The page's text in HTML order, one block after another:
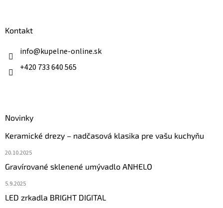
Kontakt
info@kupelne-online.sk
+420 733 640 565
Novinky
Keramické drezy – nadčasová klasika pre vašu kuchyňu
20.10.2025
Gravírované sklenené umývadlo ANHELO
5.9.2025
LED zrkadla BRIGHT DIGITAL